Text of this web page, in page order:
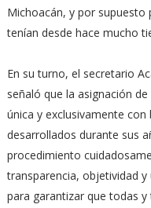
Michoacán, y por supuesto
tenían desde hace mucho
En su turno, el secretario
señaló que la asignación
única y exclusivamente
desarrollados durante sus
procedimiento
transparencia, objetividad
para garantizar que todas